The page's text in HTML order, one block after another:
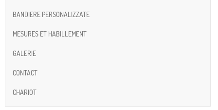
BANDIERE PERSONALIZZATE
MESURES ET HABILLEMENT
GALERIE
CONTACT
CHARIOT